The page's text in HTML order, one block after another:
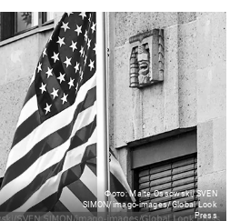
Фото: Malte Ossowski/SVEN
SIMON/imago-images/Global Look
Press